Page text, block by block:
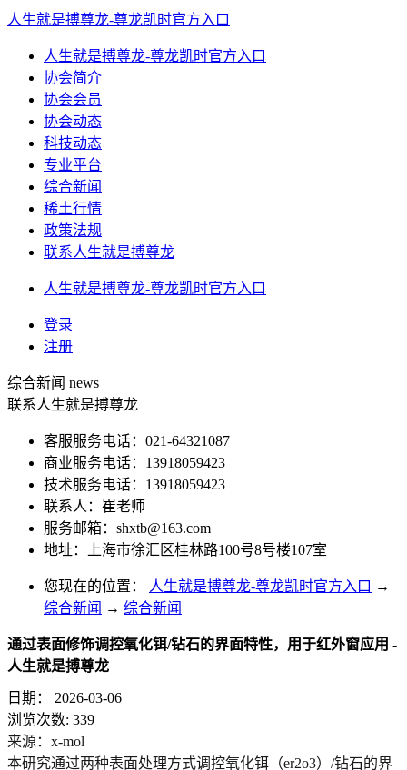
人生就是搏尊龙-尊龙凯时官方入口
人生就是搏尊龙-尊龙凯时官方入口
协会简介
协会会员
协会动态
科技动态
专业平台
综合新闻
稀土行情
政策法规
联系人生就是搏尊龙
人生就是搏尊龙-尊龙凯时官方入口
登录
注册
综合新闻 news
联系人生就是搏尊龙
客服服务电话：021-64321087
商业服务电话：13918059423
技术服务电话：13918059423
联系人：崔老师
服务邮箱： shxtb@163.com
地址：上海市徐汇区桂林路100号8号楼107室
您现在的位置： 人生就是搏尊龙-尊龙凯时官方入口 →
综合新闻 → 综合新闻
通过表面修饰调控氧化铒/钻石的界面特性，用于红外窗应用 -
人生就是搏尊龙
日期：
2026-03-06
浏览次数: 339
来源：x-mol
本研究通过两种表面处理方式调控氧化铒（er2o3）/钻石的界